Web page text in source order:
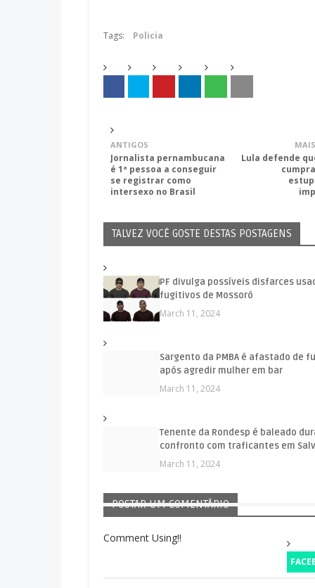
Tags: Policia
Lula defende
ANTIGOS
Jornalista pernambucana
é 1ª pessoa a conseguir
se registrar como
intersexo no Brasil
TALVEZ VOCÊ GOSTE DESTAS POSTAGENS
PF divulga possíveis disfarces
fugitivos de Mossoró
March 11, 2024
Sargento da PMBA é afastado de
após agredir mulher em bar
March 11, 2024
Tenente da Rondesp é baleado
confronto com traficantes em
March 11, 2024
POSTAR UM COMENTÁRIO
Comment Using!!